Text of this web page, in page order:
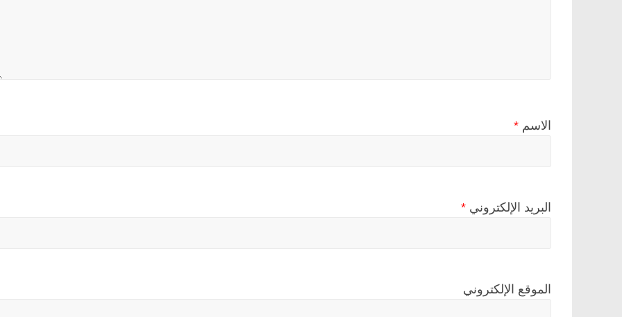
الاسم *
البريد الإلكتروني *
الموقع الإلكتروني